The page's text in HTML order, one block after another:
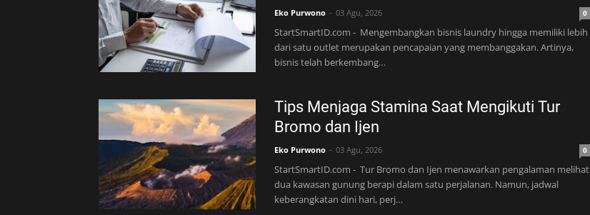
Eko Purwono 03 Agu, 2026 0
StartSmartID.com - Mengembangkan bisnis laundry hingga memiliki lebih
dari satu outlet merupakan pencapaian yang membanggakan. Artinya,
bisnis telah berkembang…
Tips Menjaga Stamina Saat Mengikuti Tur
Bromo dan Ijen
Eko Purwono 03 Agu, 2026 0
StartSmartID.com - Tur Bromo dan Ijen menawarkan pengalaman melihat
dua kawasan gunung berapi dalam satu perjalanan. Namun, jadwal
keberangkatan dini hari, perj…